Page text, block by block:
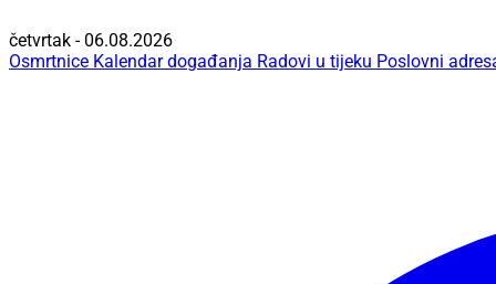
četvrtak - 06.08.2026
Osmrtnice Kalendar događanja Radovi u tijeku Poslovni